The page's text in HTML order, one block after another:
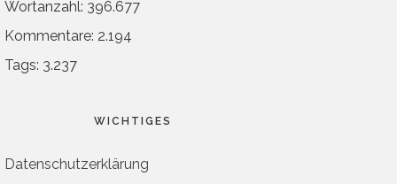
Wortanzahl: 396.677
Kommentare: 2.194
Tags: 3.237
WICHTIGES
Datenschutzerklärung